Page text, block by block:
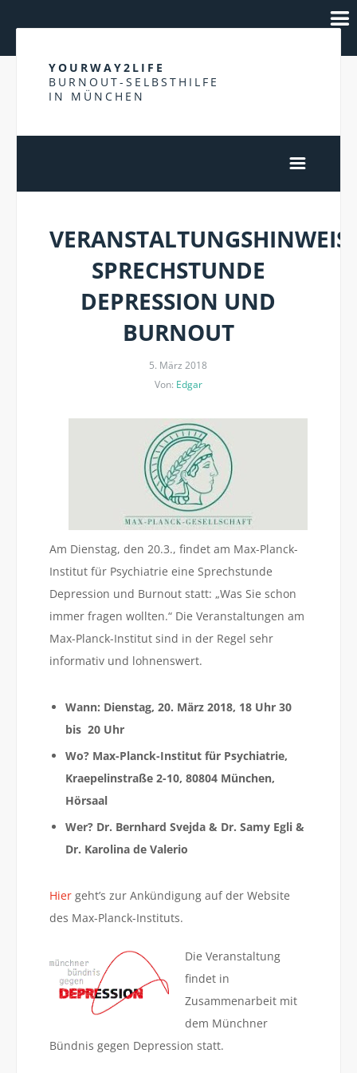
YOURWAY2LIFE
BURNOUT-SELBSTHILFE
IN MÜNCHEN
VERANSTALTUNGSHINWEIS:
SPRECHSTUNDE
DEPRESSION UND
BURNOUT
5. März 2018
Von: Edgar
Am Dienstag, den 20.3., findet am Max-Planck-
Institut für Psychiatrie eine Sprechstunde
Depression und Burnout statt: „Was Sie schon
immer fragen wollten.“ Die Veranstaltungen am
Max-Planck-Institut sind in der Regel sehr
informativ und lohnenswert.
Wann: Dienstag, 20. März 2018, 18 Uhr 30
bis 20 Uhr
Wo? Max-Planck-Institut für Psychiatrie,
Kraepelinstraße 2-10, 80804 München,
Hörsaal
Wer? Dr. Bernhard Svejda & Dr. Samy Egli &
Dr. Karolina de Valerio
Hiergeht’s zur Ankündigung auf der Website
des Max-Planck-Instituts.
Die Veranstaltung
findet in
Zusammenarbeit mit
dem Münchner
Bündnis gegen Depression statt.